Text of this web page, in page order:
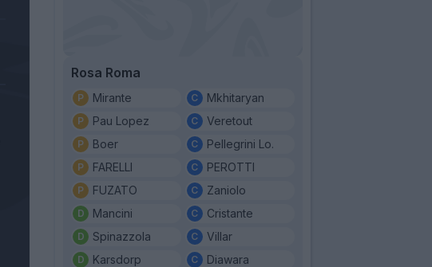
Rosa Roma
Mirante
Pau Lopez
Boer
FARELLI
FUZATO
Mancini
Spinazzola
Karsdorp
Mkhitaryan
Veretout
Pellegrini Lo.
PEROTTI
Zaniolo
Cristante
Villar
Diawara